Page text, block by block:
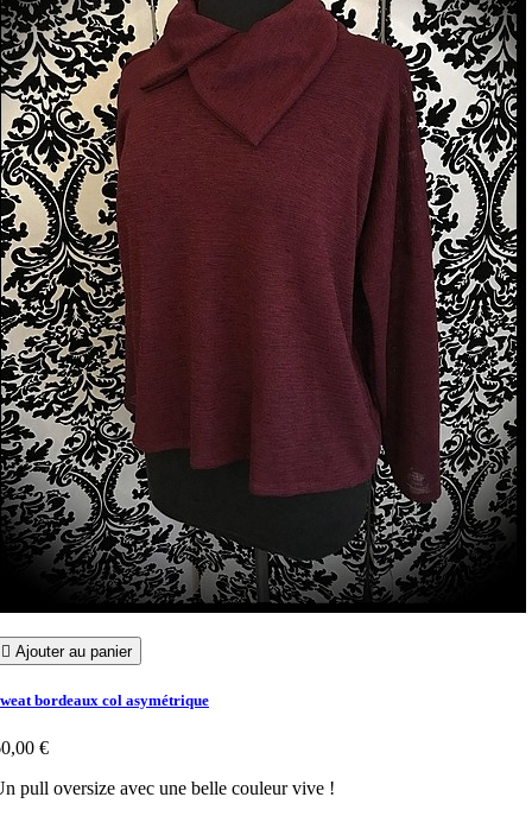
 Ajouter au panier
bordeaux col asymétrique
€
pull oversize avec une belle couleur vive !